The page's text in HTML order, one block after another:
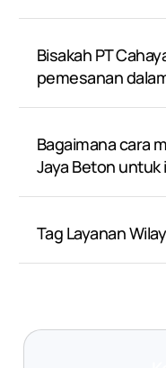
Bisakah PT
pemesanan
Bagaimana cara
Jaya Beton
Tag Layanan